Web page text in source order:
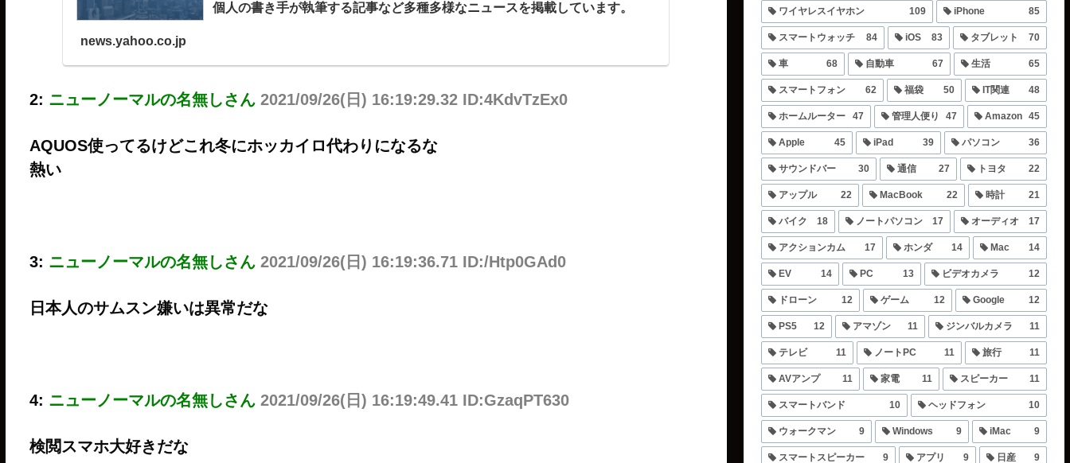
個人の書き手が執筆する記事など多種多様なニュースを掲載しています。
news.yahoo.co.jp
2: ニューノーマルの名無しさん 2021/09/26(日) 16:19:29.32 ID:4KdvTzEx0
AQUOS使ってるけどこれ冬にホッカイロ代わりになるな
熱い
3: ニューノーマルの名無しさん 2021/09/26(日) 16:19:36.71 ID:/Htp0GAd0
日本人のサムスン嫌いは異常だな
4: ニューノーマルの名無しさん 2021/09/26(日) 16:19:49.41 ID:GzaqPT630
検閲スマホ大好きだな
ワイヤレスイヤホン 109 iPhone 85
スマートウォッチ 84 iOS 83 タブレット 70
車 68 自動車 67 生活 65
スマートフォン 62 福袋 50 IT関連 48
ホームルーター 47 管理人便り 47 Amazon 45
Apple 45 iPad 39 パソコン 36
サウンドバー 30 通信 27 トヨタ 22
アップル 22 MacBook 22 時計 21
バイク 18 ノートパソコン 17 オーディオ 17
アクションカム 17 ホンダ 14 Mac 14
EV 14 PC 13 ビデオカメラ 12
ドローン 12 ゲーム 12 Google 12
PS5 12 アマゾン 11 ジンバルカメラ 11
テレビ 11 ノートPC 11 旅行 11
AVアンプ 11 家電 11 スピーカー 11
スマートバンド 10 ヘッドフォン 10
ウォークマン 9 Windows 9 iMac 9
スマートスピーカー 9 アプリ 9 日産 9